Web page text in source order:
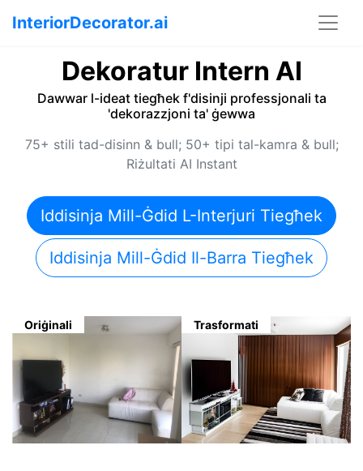
InteriorDecorator.ai
Dekoratur Intern AI
Dawwar l-ideat tiegħek f'disinji professjonali ta
'dekorazzjoni ta' ġewwa
75+ stili tad-disinn & bull; 50+ tipi tal-kamra & bull;
Riżultati AI Instant
Iddisinja Mill-Ġdid L-Interjuri Tiegħek
Iddisinja Mill-Ġdid Il-Barra Tiegħek
Oriġinali Trasformati